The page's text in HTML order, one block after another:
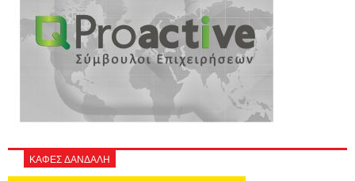
ΚΑΦΕΣ ΔΑΝΔΑΛΗ